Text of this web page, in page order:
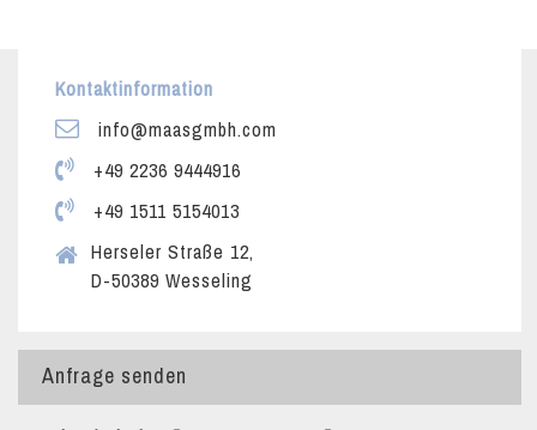
Kontaktinformation
info@maasgmbh.com
+49 2236 9444916
+49 1511 5154013
Herseler Straße 12,
D-50389 Wesseling
Anfrage senden